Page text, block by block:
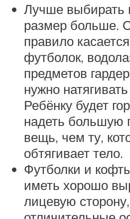
Лучше выбирать
размер больше.
правило касается
футболок,
предметов
нужно
Ребёнку будет
надеть большую
вещь, чем ту,
обтягивает тело.
Футболки и
иметь хорошо
лицевую